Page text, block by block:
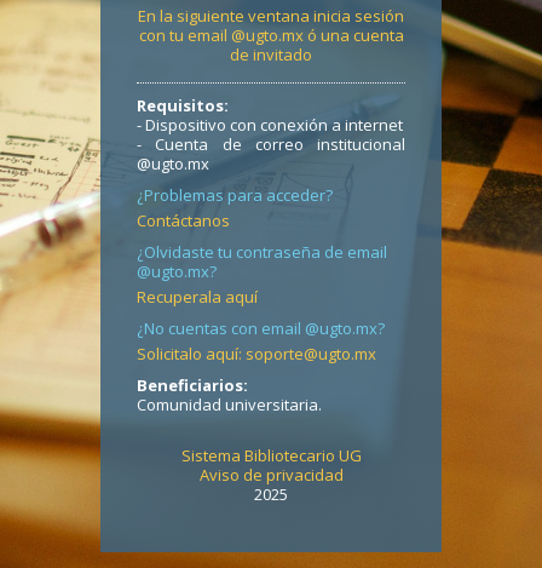
En la siguiente ventana inicia sesión
con tu email @ugto.mx ó una cuenta
de invitado
Requisitos:
- Dispositivo con conexión a internet
- Cuenta de correo institucional
@ugto.mx
¿Problemas para acceder?
Contáctanos
¿Olvidaste tu contraseña de email
@ugto.mx?
Recuperala aquí
¿No cuentas con email @ugto.mx?
Solicitalo aquí: soporte@ugto.mx
Beneficiarios:
Comunidad universitaria.
Sistema Bibliotecario UG
Aviso de privacidad
2025